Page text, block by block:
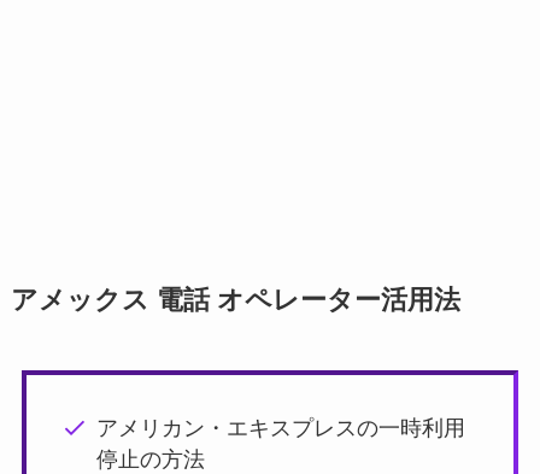
アメックス 電話 オペレーター活用法
アメリカン・エキスプレスの一時利用
停止の方法